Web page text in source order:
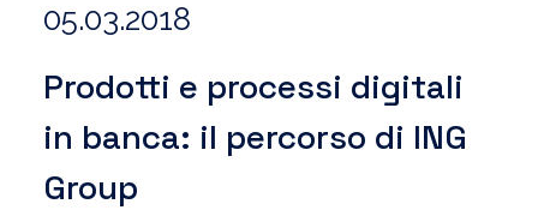
05.03.2018
Prodotti e processi digitali
in banca: il percorso di ING
Group